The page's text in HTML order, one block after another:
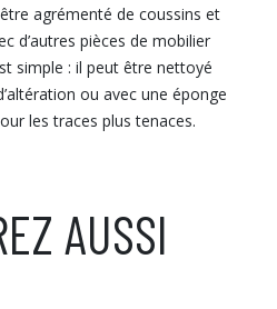
agrémenté de coussins et
d’autres pièces de mobilier
simple : il peut être nettoyé
ou avec une éponge
les traces plus tenaces.
AUSSI